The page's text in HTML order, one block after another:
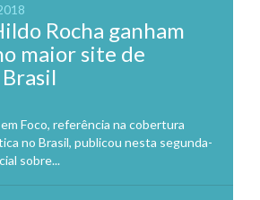
Rocha ganham
maior site de
Foco, referência na cobertura
no Brasil, publicou nesta segunda-
sobre...